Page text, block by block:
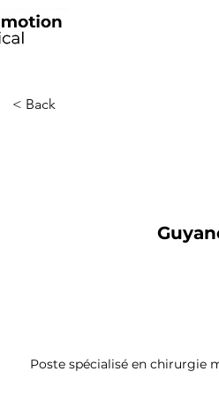
< Back
Poste spécialisé en chirurgie